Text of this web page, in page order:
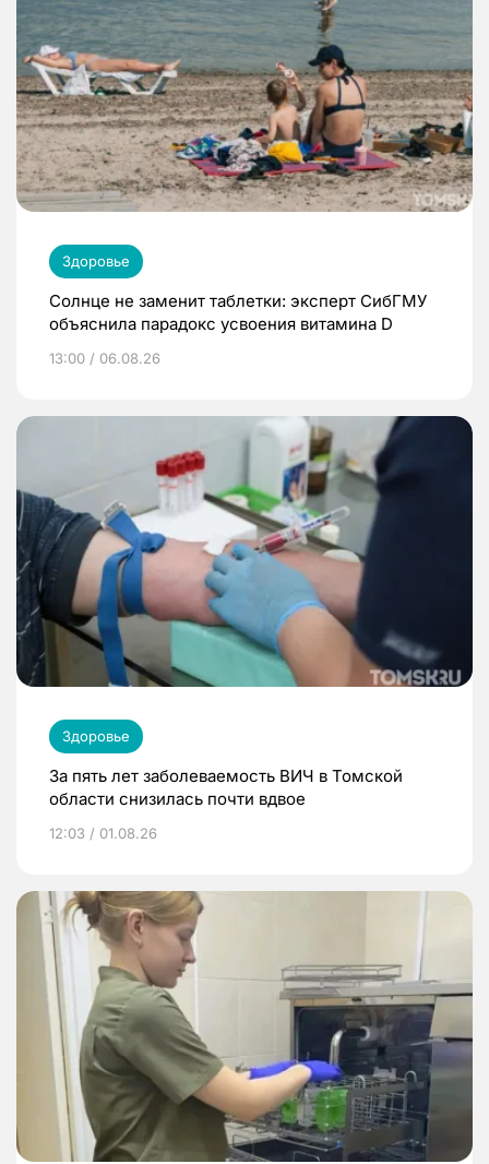
Здоровье
Солнце не заменит таблетки: эксперт СибГМУ
объяснила парадокс усвоения витамина D
13:00 / 06.08.26
Здоровье
За пять лет заболеваемость ВИЧ в Томской
области снизилась почти вдвое
12:03 / 01.08.26